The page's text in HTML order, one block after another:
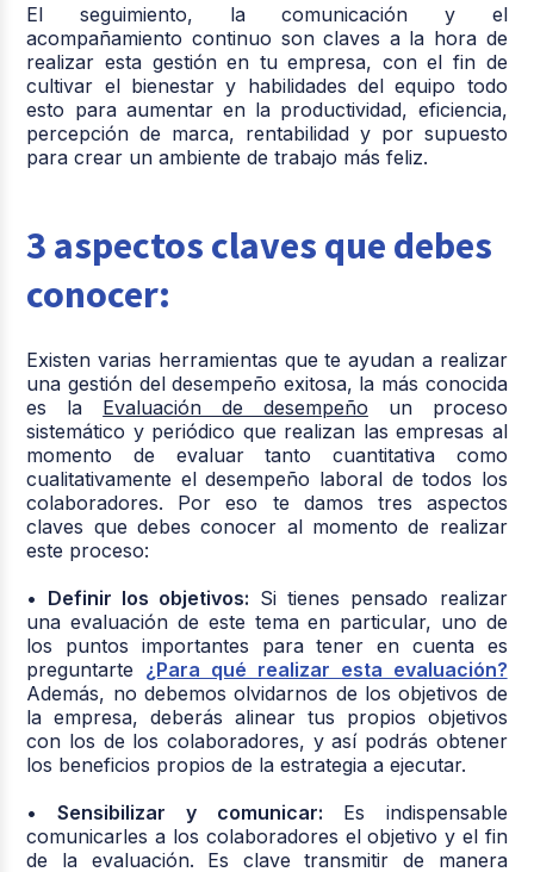
El seguimiento, la comunicación y el
acompañamiento continuo son claves a la hora de
realizar esta gestión en tu empresa, con el fin de
cultivar el bienestar y habilidades del equipo todo
esto para aumentar en la productividad, eficiencia,
percepción de marca, rentabilidad y por supuesto
para crear un ambiente de trabajo más feliz.
3 aspectos claves que debes
conocer:
Existen varias herramientas que te ayudan a realizar
una gestión del desempeño exitosa, la más conocida
es la Evaluación de desempeño un proceso
sistemático y periódico que realizan las empresas al
momento de evaluar tanto cuantitativa como
cualitativamente el desempeño laboral de todos los
colaboradores. Por eso te damos tres aspectos
claves que debes conocer al momento de realizar
este proceso:
• Definir los objetivos: Si tienes pensado realizar
una evaluación de este tema en particular, uno de
los puntos importantes para tener en cuenta es
preguntarte ¿Para qué realizar esta evaluación?
Además, no debemos olvidarnos de los objetivos de
la empresa, deberás alinear tus propios objetivos
con los de los colaboradores, y así podrás obtener
los beneficios propios de la estrategia a ejecutar.
•Sensibilizar y comunicar: Es indispensable
comunicarles a los colaboradores el objetivo y el fin
de la evaluación. Es clave transmitir de manera